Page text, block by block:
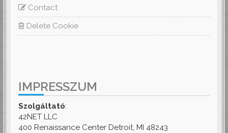
Contact
Delete Cookie
IMPRESSZUM
Szolgáltató:
42NET LLC
400 Renaissance Center Detroit, MI 48243